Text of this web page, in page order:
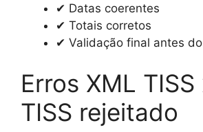
✔ Datas coerentes
✔ Totais corretos
✔ Validação final antes
Erros XML TISS
TISS rejeitado